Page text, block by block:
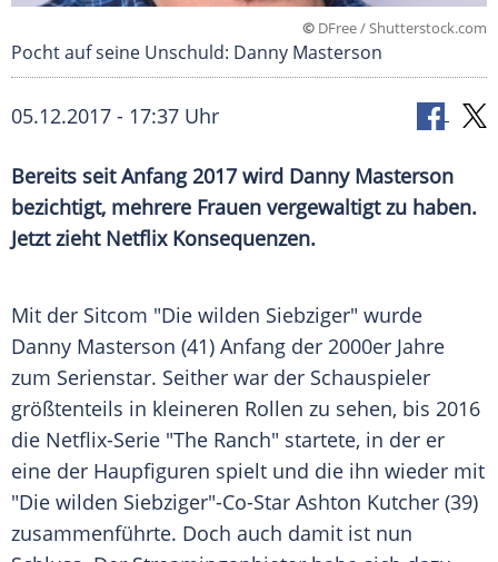
© DFree / Shutterstock.com
Pocht auf seine Unschuld: Danny Masterson
05.12.2017 - 17:37 Uhr
Bereits seit Anfang 2017 wird Danny Masterson
bezichtigt, mehrere Frauen vergewaltigt zu haben.
Jetzt zieht NetflixKonsequenzen.
Mit der Sitcom "Die wilden Siebziger" wurde
Danny Masterson (41) Anfang der 2000er Jahre
zum Serienstar. Seither war der Schauspieler
größtenteils in kleineren Rollen zu sehen, bis 2016
die Netflix-Serie "The Ranch" startete, in der er
eine der Haupfiguren spielt und die ihn wieder mit
"Die wilden Siebziger"-Co-Star Ashton Kutcher (39)
zusammenführte. Doch auch damit ist nun